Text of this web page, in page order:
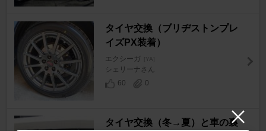
タイヤ交換（ブリヂストンプレ
イズPX装着）
エクシーガ [YA]
シェリーナさん
60
0
タイヤ交換（冬→夏）と車の裏